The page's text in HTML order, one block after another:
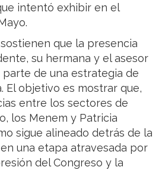
intentó exhibir en el
sostienen que la presencia
su hermana y el asesor
de una estrategia de
El objetivo es mostrar que,
entre los sectores de
los Menem y Patricia
sigue alineado detrás de la
una etapa atravesada por
del Congreso y la